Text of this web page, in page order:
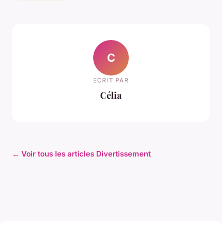
C
ECRIT PAR
Célia
← Voir tous les articles Divertissement